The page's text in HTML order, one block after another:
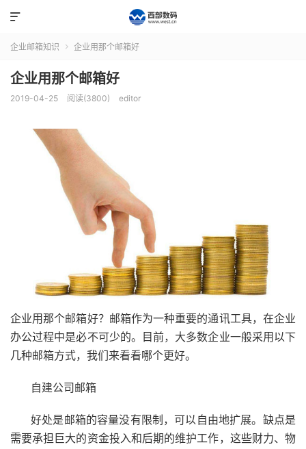

企业邮箱知识  企业用那个邮箱好
企业用那个邮箱好
2019-04-25 阅读(3800) editor
企业用那个邮箱好？邮箱作为一种重要的通讯工具，在企业
办公过程中是必不可少的。目前，大多数企业一般采用以下
几种邮箱方式，我们来看看哪个更好。
自建公司邮箱
好处是邮箱的容量没有限制，可以自由地扩展。缺点是
需要承担巨大的资金投入和后期的维护工作，这些财力、物